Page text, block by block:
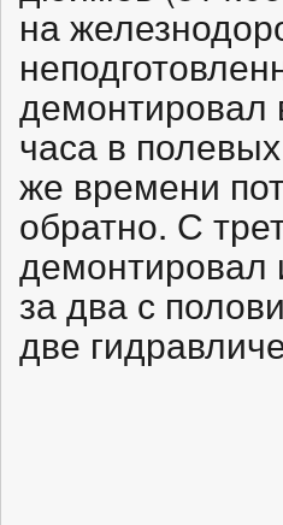
на
демонтировал
часа в
же времени
обратно. С
демонтировал
за два с
две